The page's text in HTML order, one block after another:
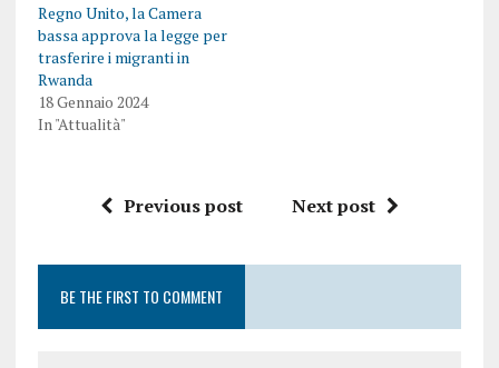
Regno Unito, la Camera
bassa approva la legge per
trasferire i migranti in
Rwanda
18 Gennaio 2024
In "Attualità"
Previous post Next post
BE THE FIRST TO COMMENT